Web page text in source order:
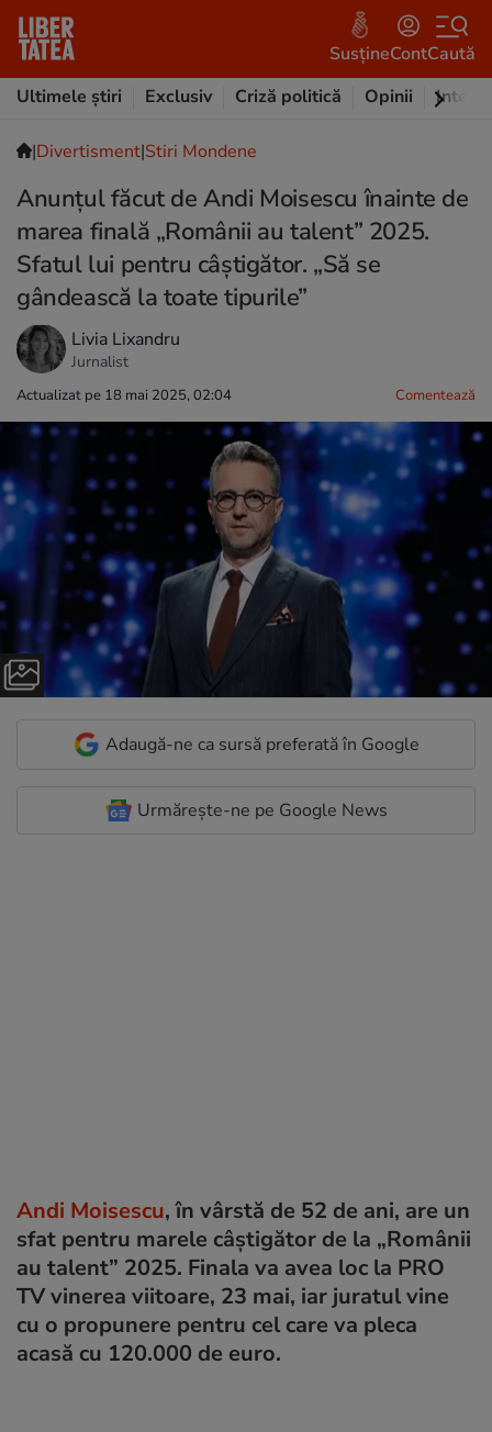
SusțineContCaută
Ultimele știri
Exclusiv Criză politică Opinii
|Divertisment|Stiri Mondene
Anunțul făcut de Andi Moisescu înainte de
marea finală „Românii au talent” 2025.
Sfatul lui pentru câștigător. „Să se
gândească la toate tipurile”
Livia Lixandru
Jurnalist
Actualizat pe 18 mai 2025, 02:04 Comentează
Adaugă-ne ca sursă preferată în Google
Urmărește-ne pe Google News
Andi Moisescu, în vârstă de 52 de ani, are un
sfat pentru marele câștigător de la „Românii
au talent” 2025. Finala va avea loc la PRO
TV vinerea viitoare, 23 mai, iar juratul vine
cu o propunere pentru cel care va pleca
acasă cu 120.000 de euro.